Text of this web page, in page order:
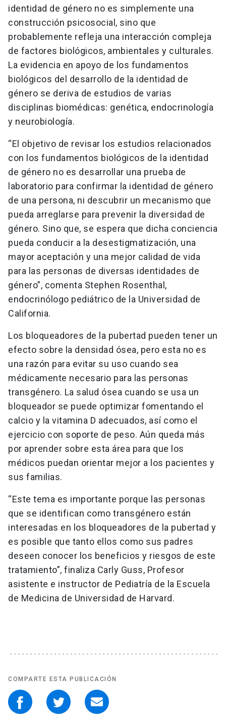
identidad de género no es simplemente una
construcción psicosocial, sino que
probablemente refleja una interacción compleja
de factores biológicos, ambientales y culturales.
La evidencia en apoyo de los fundamentos
biológicos del desarrollo de la identidad de
género se deriva de estudios de varias
disciplinas biomédicas: genética, endocrinología
y neurobiología.
“El objetivo de revisar los estudios relacionados
con los fundamentos biológicos de la identidad
de género no es desarrollar una prueba de
laboratorio para confirmar la identidad de género
de una persona, ni descubrir un mecanismo que
pueda arreglarse para prevenir la diversidad de
género. Sino que, se espera que dicha conciencia
pueda conducir a la desestigmatización, una
mayor aceptación y una mejor calidad de vida
para las personas de diversas identidades de
género”, comenta Stephen Rosenthal,
endocrinólogo pediátrico de la Universidad de
California.
Los bloqueadores de la pubertad pueden tener un
efecto sobre la densidad ósea, pero esta no es
una razón para evitar su uso cuando sea
médicamente necesario para las personas
transgénero. La salud ósea cuando se usa un
bloqueador se puede optimizar fomentando el
calcio y la vitamina D adecuados, así como el
ejercicio con soporte de peso. Aún queda más
por aprender sobre esta área para que los
médicos puedan orientar mejor a los pacientes y
sus familias.
“Este tema es importante porque las personas
que se identifican como transgénero están
interesadas en los bloqueadores de la pubertad y
es posible que tanto ellos como sus padres
deseen conocer los beneficios y riesgos de este
tratamiento”, finaliza Carly Guss, Profesor
asistente e instructor de Pediatría de la Escuela
de Medicina de Universidad de Harvard.
COMPARTE ESTA PUBLICACIÓN